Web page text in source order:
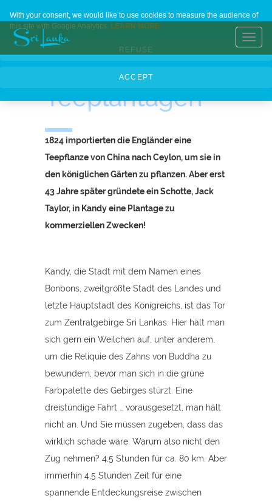
Home Contact Us About Us Languages
Ein beliebtes
Vermächtnis:
die
Teeplantagen
1824 importierten die Engländer eine
Teepflanze von China nach Ceylon, um sie in
den königlichen Gärten zu pflanzen. Aber erst
43 Jahre später gründete ein Schotte, Jack
Taylor, in Kandy eine Plantage zu
kommerziellen Zwecken!
Kandy, die Stadt mit dem Namen eines
Bonbons, zweitgrößte Stadt des Landes und
letzte Hauptstadt des Königreichs, ist das Tor
zum Zentralgebirge Sri Lankas. Hier hält man
sich gern ein Weilchen auf, unter anderem,
um die Reliquie des Zahns von Buddha zu
bewundern, bevor man sich in die grüne
Farbpalette des Gebirges stürzt. Eine
dreistündige Fahrt … vorausgesetzt, man hält
nicht an. Und Sie müssen zugeben, dass das
wirklich schade wäre. Warum also nicht den
Zug nehmen? 4,5 Stunden für ca. 80 km. Aber
immerhin 4,5 Stunden Zeit für eine
spannende Entdeckungsreise zwischen
With your consent, we would like to use cookies to measure the audience of
this site with Google Analytics. LEARN MORE
REFUSE
ACCEPT